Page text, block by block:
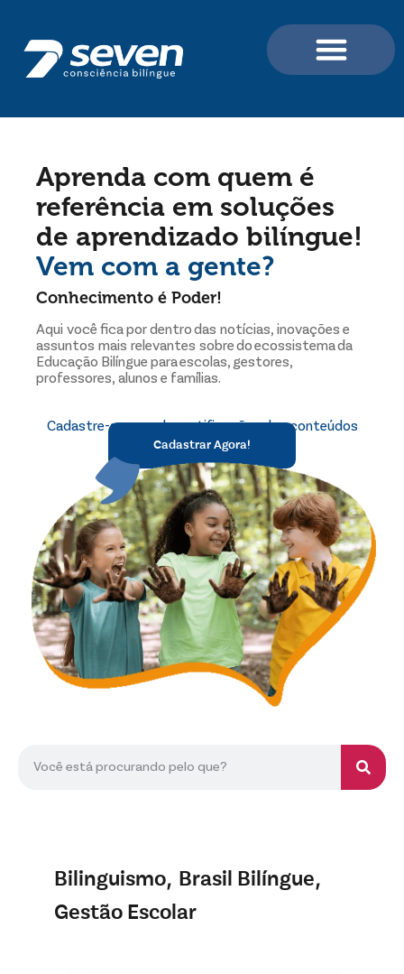
Aprenda com quem é
referência em soluções
de aprendizado bilíngue!
Vem com a gente?
Conhecimento é Poder!
Aqui você fica por dentro das notícias, inovações e
assuntos mais relevantes sobre do ecossistema da
Educação Bilíngue para escolas, gestores,
professores, alunos e famílias.
Cadastre-se e receba notificações dos conteúdos
Cadastrar Agora!
Bilinguismo, Brasil Bilíngue,
Gestão Escolar